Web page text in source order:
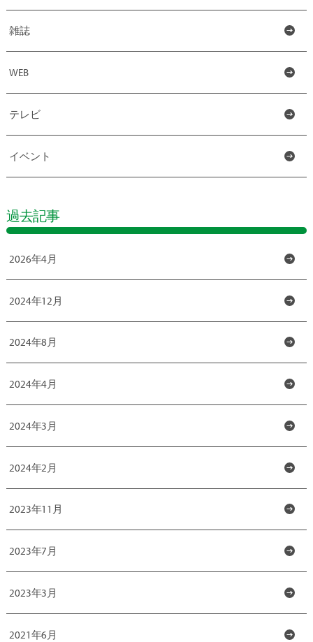
雑誌
WEB
テレビ
イベント
過去記事
2026年4月
2024年12月
2024年8月
2024年4月
2024年3月
2024年2月
2023年11月
2023年7月
2023年3月
2021年6月